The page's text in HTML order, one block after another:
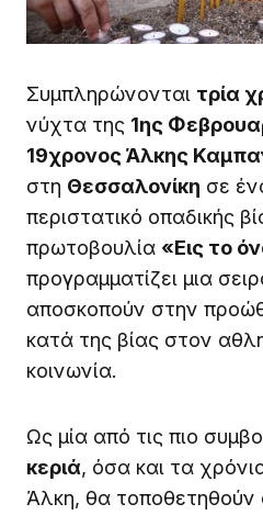
Συμπληρώνονται τρία
νύχτα της 1ης
19χρονος Άλκης
στη Θεσσαλονίκη σε
περιστατικό οπαδικής
πρωτοβουλία «Εις το
προγραμματίζει μια
αποσκοπούν στην
κατά της βίας στον
κοινωνία.
Ως μία από τις πιο
κεριά, όσα και τα
Άλκη, θα τοποθετηθούν